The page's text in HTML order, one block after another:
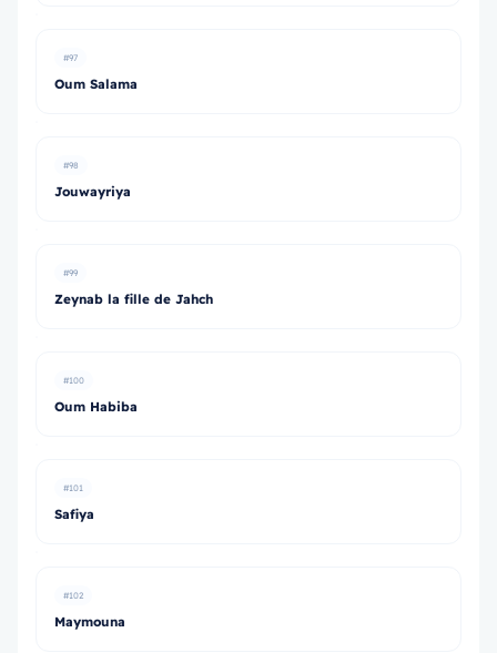
#97
Oum Salama
#98
Jouwayriya
#99
Zeynab la fille de Jahch
#100
Oum Habiba
#101
Safiya
#102
Maymouna